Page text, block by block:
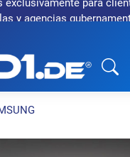
exclusivamente para
y agencias